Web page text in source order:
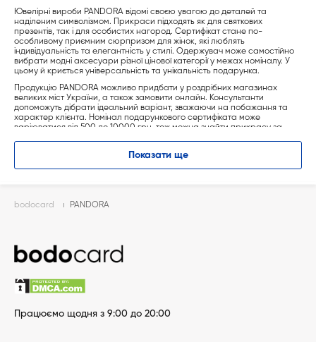
Ювелірні вироби PANDORA відомі своєю увагою до деталей та
наділеним символізмом. Прикраси підходять як для святкових
презентів, так і для особистих нагород. Сертифікат стане по-
особливому приємним сюрпризом для жінок, які люблять
індивідуальність та елегантність у стилі. Одержувач може самостійно
вибрати модні аксесуари різної цінової категорії у межах номіналу. У
цьому й криється універсальність та унікальність подарунка.
Продукцію PANDORA можливо придбати у роздрібних магазинах
великих міст України, а також замовити онлайн. Консультанти
допоможуть дібрати ідеальний варіант, зважаючи на побажання та
характер клієнта. Номінал подарункового сертифіката може
варіюватися від 500 до 10000 грн, тож можна знайти прикрасу за
BODOCARD — вишукане рішення для тих, хто шукає оригінальний
Показати ще
bodocard PANDORA
Працюємо щодня з 9:00 до 20:00